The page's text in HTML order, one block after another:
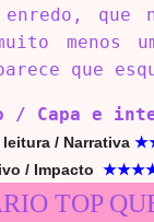
enredo, que
menos
que
/ Capa e
leitura / Narrativa
/ Impacto ★★★
TOP